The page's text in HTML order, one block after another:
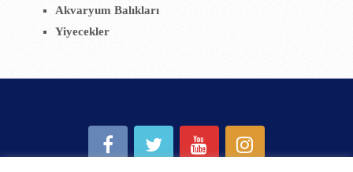
Akvaryum Balıkları
Yiyecekler